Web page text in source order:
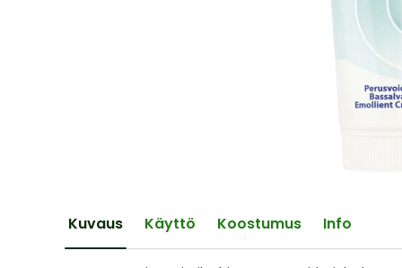
the
Kuvaus Käyttö Koostumus Info